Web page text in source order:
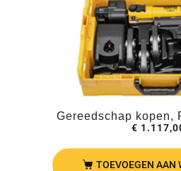
Gereedschap kopen,
€
TOEVOEGEN AAN